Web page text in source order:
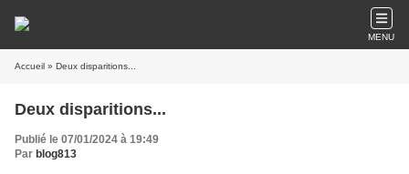
MENU
Accueil » Deux disparitions...
Deux disparitions...
Publié le 07/01/2024 à 19:49
Par blog813